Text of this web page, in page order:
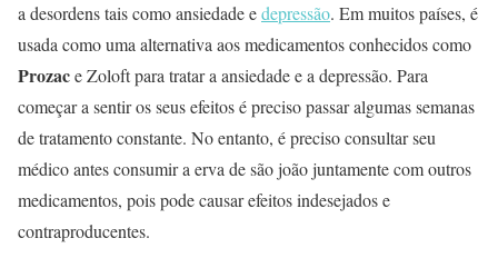
a desordens tais como ansiedade edepressão. Em muitos países, é
usada como uma alternativa aos medicamentos conhecidos como
Prozace Zoloft para tratar a ansiedade e a depressão. Para
começar a sentir os seus efeitos é preciso passar algumas semanas
de tratamento constante. No entanto, é preciso consultar seu
médico antes consumir a erva de são joão juntamente com outros
medicamentos, pois pode causar efeitos indesejados e
contraproducentes.